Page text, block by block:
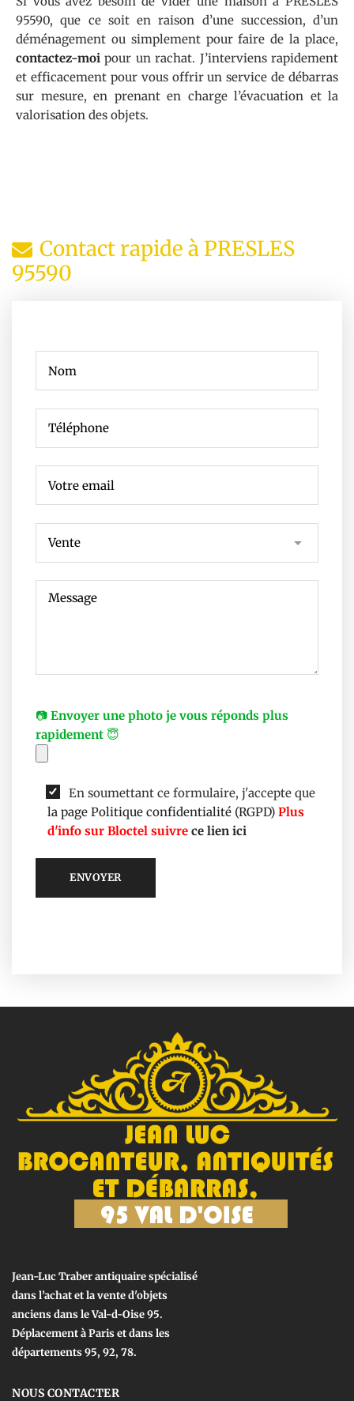
95590, que ce soit en raison d’une succession, d’un
déménagement ou simplement pour faire de la place,
contactez-moi pour un rachat. J’interviens rapidement
et efficacement pour vous offrir un service de débarras
sur mesure, en prenant en charge l’évacuation et la
valorisation des objets.
Contact rapide à PRESLES
95590
📷 Envoyer une photo je vous réponds plus
rapidement 😇
En soumettant ce formulaire, j'accepte que
la page Politique confidentialité (RGPD) Plus
d'info sur Bloctel suivre ce lien ici
Jean-Luc Traber antiquaire spécialisé
dans l’achat et la vente d'objets
anciens dans le Val-d-Oise 95.
Déplacement à Paris et dans les
départements 95, 92, 78.
NOUS CONTACTER